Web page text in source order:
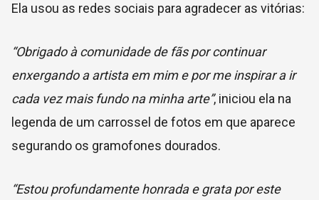
Ela usou as redes sociais para agradecer as vitórias:
“Obrigado à comunidade de fãs por continuar
enxergando a artista em mim e por me inspirar a ir
cada vez mais fundo na minha arte”, iniciou ela na
legenda de um carrossel de fotos em que aparece
segurando os gramofones dourados.
“Estou profundamente honrada e grata por este